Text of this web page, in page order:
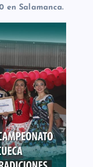
en Salamanca.